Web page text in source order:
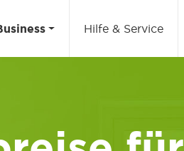
Hilfe & Service